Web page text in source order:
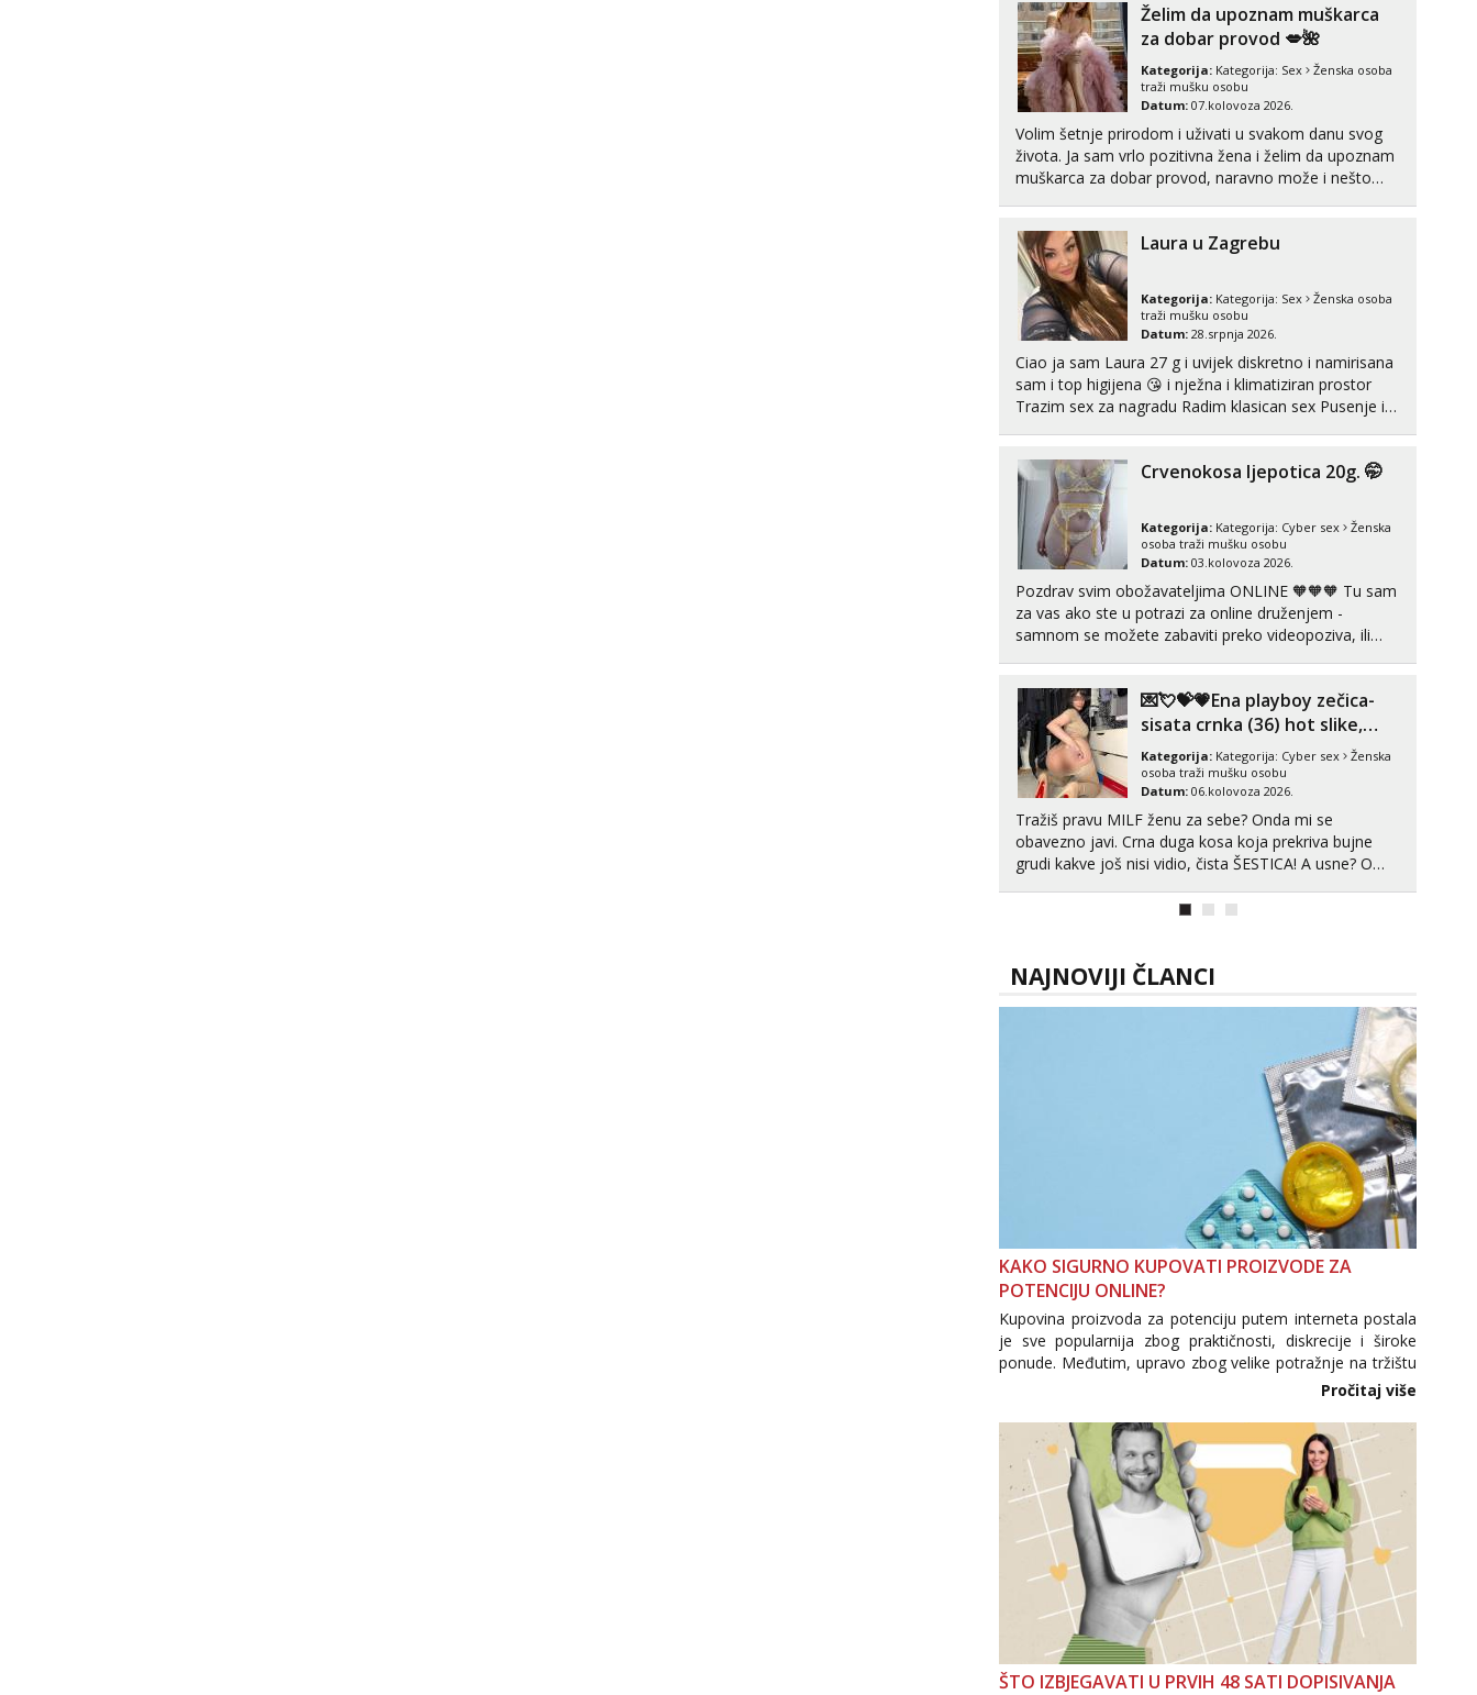
Alisa
Razgovaram :)
Tel: 064/677-677
- Kod: #106
tel:0,93€ - mob:1,12€ min
Obavijesti me kada se oslobodi
Vanesa
Čekam tvoj poziv!
Lili
Čekam tvoj poziv!
Tel: 064/677-677 - Kod: #128
tel:0,93€ - mob:1,12€ min
Ivančica
Čekam tvoj poziv!
Anđela
064/677-677- Kod: #142
tel:0,93€ - mob:1,12€ min
Čekam tvoj poziv!
Želim da upoznam muškarca
za dobar provod 💋🌺
Kategorija: Kategorija: Sex
Ženska osoba
traži mušku osobu
Datum: 07.kolovoza 2026.
Volim šetnje prirodom i uživati u svakom danu svog
života. Ja sam vrlo pozitivna žena i želim da upoznam
muškarca za dobar provod, naravno može i nešto
Laura u Zagrebu
Kategorija: Kategorija: Sex
Ženska osoba
traži mušku osobu
Datum: 28.srpnja 2026.
Ciao ja sam Laura 27 g i uvijek diskretno i namirisana
sam i top higijena 😘 i nježna i klimatiziran prostor
Trazim sex za nagradu Radim klasican sex Pusenje i
neljubim se Wha...Crvenokosa ljepotica 20g. 🤭
Kategorija: Kategorija: Cyber sex
Ženska
osoba traži mušku osobu
Datum: 03.kolovoza 2026.
Pozdrav svim obožavateljima ONLINE 🧡🧡🧡 Tu sam
za vas ako ste u potrazi za online druženjem -
samnom se možete zabaviti preko videopoziva, ili
tipkanja uz slike i hot line pozive. Za vas sam
pripremila ...
💌💘💝💗Ena playboy zečica-
sisata crnka (36) hot slike,
videa i c2c💗
Kategorija: Kategorija: Cyber sex
Ženska
osoba traži mušku osobu
Datum: 06.kolovoza 2026.
Tražiš pravu MILF ženu za sebe? Onda mi se
obavezno javi. Crna duga kosa koja prekriva bujne
grudi kakve još nisi vidio, čista ŠESTICA! A usne? O
će ti se urezati u pamćenje, jer vjeruj mi, takve još
NAJNOVIJI ČLANCI
KAKO SIGURNO KUPOVATI PROIZVODE ZA
POTENCIJU ONLINE?
Kupovina proizvoda za potenciju putem interneta postala
je sve popularnija zbog praktičnosti, diskrecije i široke
ponude. Međutim, upravo zbog velike potražnje na tržištu
se pojavljuju i brojni krivotvoreni proizvodi, nepouzdane
internetske trgovine te proizvodi nepoznatog podrijetla. ...
Pročitaj više
ŠTO IZBJEGAVATI U PRVIH 48 SATI DOPISIVANJA